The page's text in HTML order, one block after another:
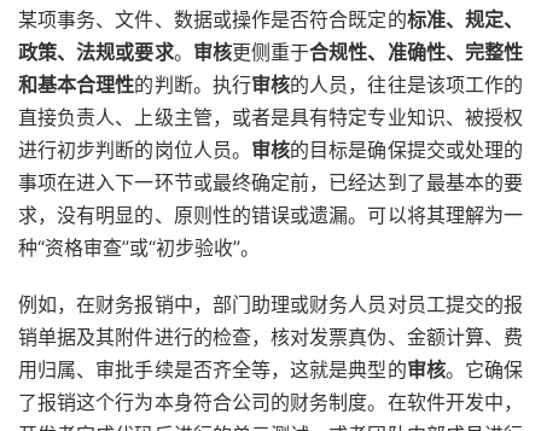
某项事务、文件、数据或操作是否符合既定的标准、规定、
政策、法规或要求。 审核更侧重于合规性、准确性、完整性
和基本合理性的判断。执行审核的人员，往往是该项工作的
直接负责人、上级主管，或者是具有特定专业知识、被授权
进行初步判断的岗位人员。 审核的目标是确保提交或处理的
事项在进入下一环节或最终确定前，已经达到了最基本的要
求，没有明显的、原则性的错误或遗漏。可以将其理解为一
种“资格审查”或“初步验收”。
例如，在财务报销中，部门助理或财务人员对员工提交的报
销单据及其附件进行的检查，核对发票真伪、金额计算、费
用归属、审批手续是否齐全等，这就是典型的审核。它确保
了报销这个行为本身符合公司的财务制度。在软件开发中，